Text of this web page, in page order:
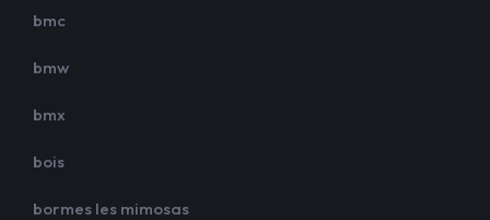
bmc
bmw
bmx
bois
bormes les mimosas